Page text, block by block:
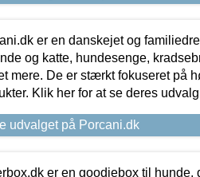
er en danskejet og
og katte, hundesenge,
mere. De er stærkt fokuseret på
Klik her for at se deres
udvalget på Porcani.dk
er en goodiebox til hunde,